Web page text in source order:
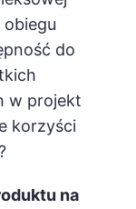
do
w projekt
korzyści
na